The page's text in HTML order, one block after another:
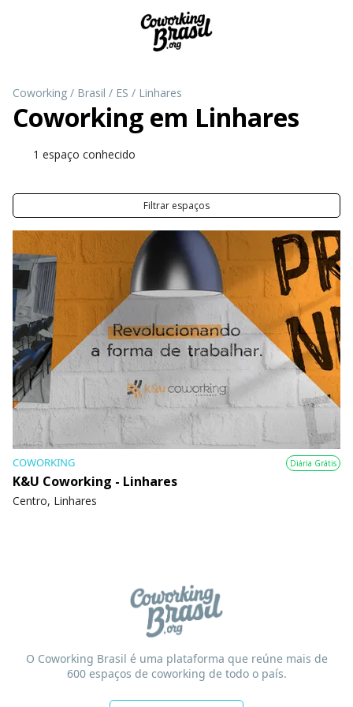
Coworking / Brasil / ES / Linhares
Coworking em Linhares
1 espaço conhecido
Filtrar espaços
COWORKING Diária Grátis
K&U Coworking - Linhares
Centro, Linhares
O Coworking Brasil é uma plataforma que reúne mais de
600 espaços de coworking de todo o país.